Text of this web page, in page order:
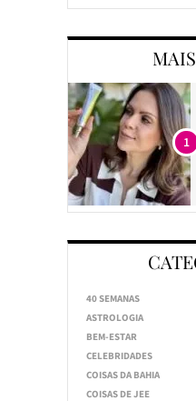
1
40 SEMANAS
ASTROLOGIA
BEM-ESTAR
CELEBRIDADES
COISAS DA BAHIA
COISAS DE JEE